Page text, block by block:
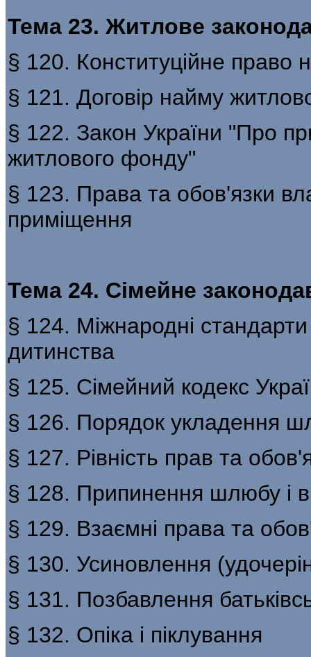
Тема 23. Житлове
§ 120. Конституційне
§ 121. Договір найму
§ 122. Закон України "Про
житлового фонду"
§ 123. Права та обов'язки
приміщення
Тема 24. Сімейне
§ 124. Міжнародні стандарти
дитинства
§ 125. Сімейний кодекс
§ 126. Порядок укладення
§ 127. Рівність прав та
§ 128. Припинення шлюбу і
§ 129. Взаємні права та
§ 130. Усиновлення
§ 131. Позбавлення
§ 132. Опіка і піклування